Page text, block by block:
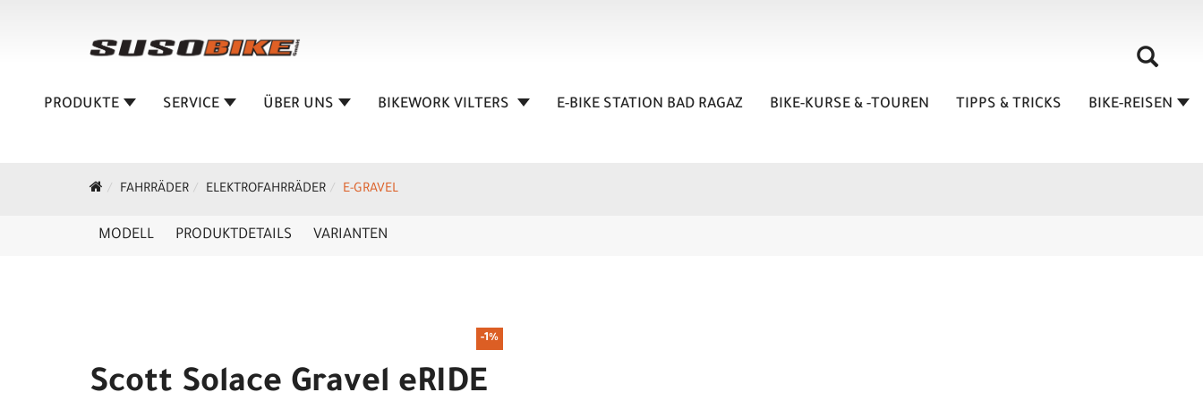
PRODUKTE SERVICE ÜBER UNS BIKEWORK VILTERS E-BIKE STATION BAD RAGAZ BIKE-KURSE & -TOUREN TIPPS & TRICKS BIKE-REISEN
FAHRRÄDER ELEKTROFAHRRÄDER E-GRAVEL
MODELL PRODUKTDETAILS VARIANTEN
-1%
Scott Solace Gravel eRIDE